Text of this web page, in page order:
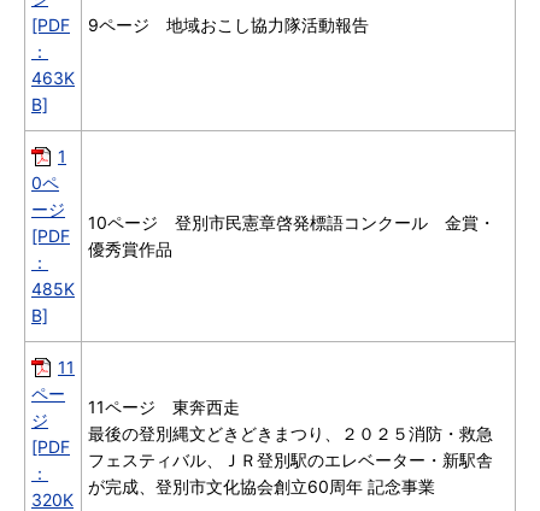
[PDF
：
463K
B]
9ページ 地域おこし協力隊活動報告
1
0ペ
ージ
[PDF
：
485K
B]
10ページ 登別市民憲章啓発標語コンクール 金賞・
優秀賞作品
11
ペー
ジ
[PDF
：
320K
11ページ 東奔西走
最後の登別縄文どきどきまつり、２０２５消防・救急
フェスティバル、ＪＲ登別駅のエレベーター・新駅舎
が完成、登別市文化協会創立60周年 記念事業